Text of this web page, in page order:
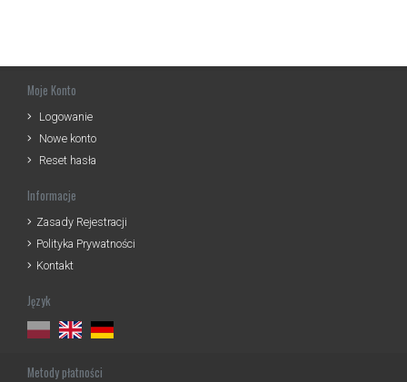
Moje Konto
Logowanie
Nowe konto
Reset hasła
Informacje
Zasady Rejestracji
Polityka Prywatności
Kontakt
Język
Metody płatności